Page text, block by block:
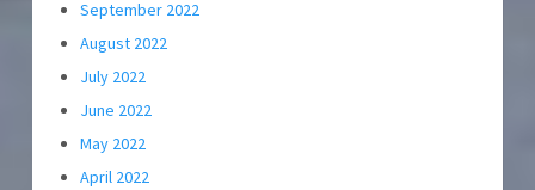
September 2022
August 2022
July 2022
June 2022
May 2022
April 2022